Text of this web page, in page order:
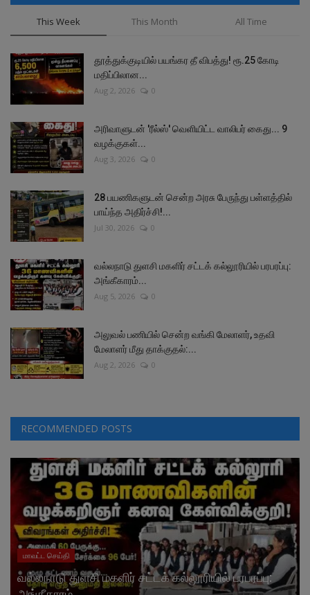
This Week This Month All Time
தூத்துக்குடியில் பயங்கர தீ விபத்து! ரூ.25 கோடி
மதிப்பிலான...
Aug 2, 2026 0
அரிவாளுடன் 'ரீல்ஸ்' வெளியிட்ட வாலிபர் கைது... 9
வழக்குகள்...
Aug 3, 2026 0
28 பயணிகளுடன் சென்ற அரசு பேருந்து பள்ளத்தில்
பாய்ந்த அதிர்ச்சி!...
Jul 30, 2026 0
வல்லநாடு துளசி மகளிர் சட்டக் கல்லூரியில் பரபரப்பு:
அங்கீகாரம்...
Aug 5, 2026 0
அலுவல் பணியில் சென்ற வங்கி மேலாளர், உதவி
மேலாளர் மீது தாக்குதல்:...
Aug 2, 2026 0
RECOMMENDED POSTS
மாவட்ட செய்தி
வல்லநாடு துளசி மகளிர் சட்டக் கல்லூரியில் பரபரப்பு: